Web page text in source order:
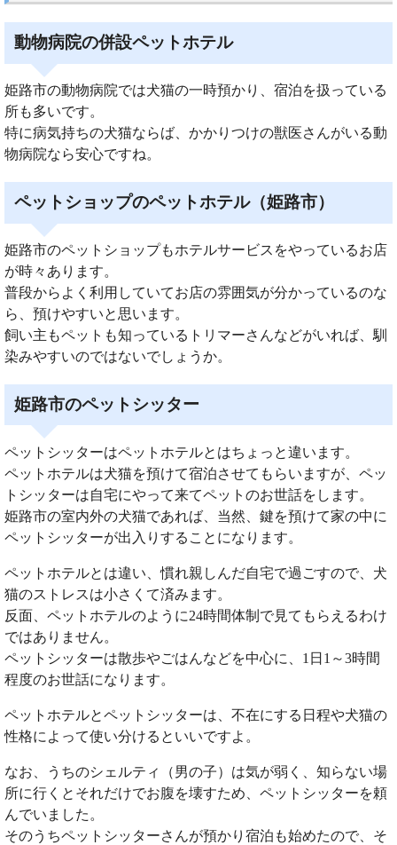
動物病院の併設ペットホテル
姫路市の動物病院では犬猫の一時預かり、宿泊を扱っている
所も多いです。
特に病気持ちの犬猫ならば、かかりつけの獣医さんがいる動
物病院なら安心ですね。
ペットショップのペットホテル（姫路市）
姫路市のペットショップもホテルサービスをやっているお店
が時々あります。
普段からよく利用していてお店の雰囲気が分かっているのな
ら、預けやすいと思います。
飼い主もペットも知っているトリマーさんなどがいれば、馴
染みやすいのではないでしょうか。
姫路市のペットシッター
ペットシッターはペットホテルとはちょっと違います。
ペットホテルは犬猫を預けて宿泊させてもらいますが、ペッ
トシッターは自宅にやって来てペットのお世話をします。
姫路市の室内外の犬猫であれば、当然、鍵を預けて家の中に
ペットシッターが出入りすることになります。
ペットホテルとは違い、慣れ親しんだ自宅で過ごすので、犬
猫のストレスは小さくて済みます。
反面、ペットホテルのように24時間体制で見てもらえるわけ
ではありません。
ペットシッターは散歩やごはんなどを中心に、1日1～3時間
程度のお世話になります。
ペットホテルとペットシッターは、不在にする日程や犬猫の
性格によって使い分けるといいですよ。
なお、うちのシェルティ（男の子）は気が弱く、知らない場
所に行くとそれだけでお腹を壊すため、ペットシッターを頼
んでいました。
そのうちペットシッターさんが預かり宿泊も始めたので、そ